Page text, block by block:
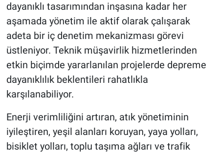
dayanıklı tasarımından inşasına kadar her
aşamada yönetim ile aktif olarak çalışarak
adeta bir iç denetim mekanizması görevi
üstleniyor. Teknik müşavirlik hizmetlerinden
etkin biçimde yararlanılan projelerde depreme
dayanıklılık beklentileri rahatlıkla
karşılanabiliyor.
Enerji verimliliğini artıran, atık yönetiminin
iyileştiren, yeşil alanları koruyan, yaya yolları,
bisiklet yolları, toplu taşıma ağları ve trafik